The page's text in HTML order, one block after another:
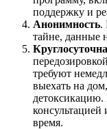
поддержку и
Анонимность.
тайне, данные
требуют
выехать на
детоксикацию.
время.